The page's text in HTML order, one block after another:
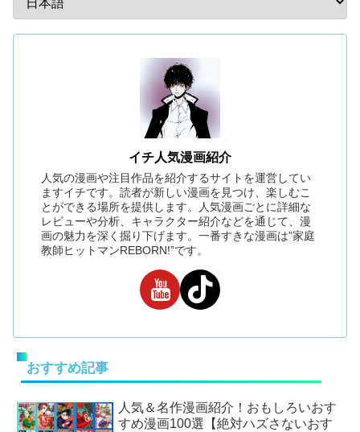
イチ人気漫画紹介
人気の漫画や注目作品を紹介するサイトを運営してい
ますイチです。読者が新しい漫画を見つけ、楽しむこ
とができる場所を提供します。人気漫画ごとに詳細な
レビューや分析、キャラクター紹介などを通じて、漫
画の魅力を深く掘り下げます。一番すきな漫画は”家庭
教師ヒットマンREBORN!”です。
おすすめ記事
人気＆名作漫画紹介！おもしろいおす
すめ漫画100選【絶対ハズさないおす